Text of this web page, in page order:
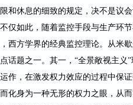
和休息的细致的规定，决不是议
仅如此，随着监控手段与生产环
西方学界的经典监控理论。从米
话题之一。其一，“全景敞视主
作，在激发权力效应的过程中保
化身为一种无形的权力之眼，从